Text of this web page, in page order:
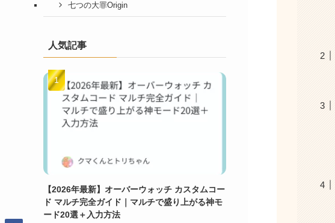
七つの大罪Origin
人気記事
【2026年最新】オーバーウォッチ カスタムコー
ド マルチ完全ガイド｜マルチで盛り上がる神モ
ード20選＋入力方法